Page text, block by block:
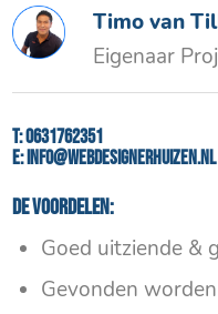
Timo van
Eigenaar
T:0631762351
E: info@webdesignerhuizen.nl
De voordelen:
Goed uitziende &
Gevonden